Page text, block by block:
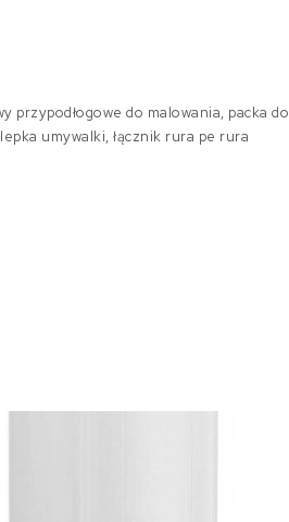
przypodłogowe do malowania, packa do
umywalki, łącznik rura pe rura